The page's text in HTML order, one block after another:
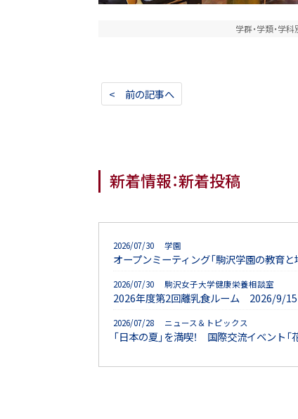
学群・学類・学
< 前の記事へ
新着情報：新着投稿
2026/07/30 学園
オープンミーティング「駒沢学園の教育
2026/07/30 駒沢女子大学健康栄養相談室
2026年度第2回離乳食ルーム 2026/9/15
2026/07/28 ニュース＆トピックス
「日本の夏」を満喫！ 国際交流イベント